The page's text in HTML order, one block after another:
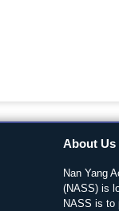
About Us
Nan Yang
(NASS) is
NASS is to